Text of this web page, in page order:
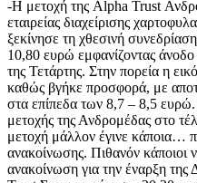
-Η μετοχή της Alpha Trust
εταιρείας διαχείρισης
ξεκίνησε τη χθεσινή
10,80 ευρώ εμφανίζοντας
της Τετάρτης. Στην πορεία η
καθώς βγήκε προσφορά, με
στα επίπεδα των 8,7 – 8,5
μετοχής της Ανδρομέδας στο
μετοχή μάλλον έγινε κάποια…
ανακοίνωσης. Πιθανόν κάποιοι
ανακοίνωση για την έναρξη